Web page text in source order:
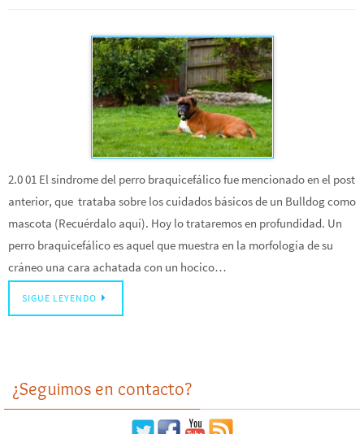
2.0 01 El síndrome del perro braquicefálico fue mencionado en el post
anterior, que trataba sobre los cuidados básicos de un Bulldog como
mascota (Recuérdalo aquí). Hoy lo trataremos en profundidad. Un
perro braquicefálico es aquel que muestra en la morfología de su
cráneo una cara achatada con un hocico…
SIGUE LEYENDO
¿Seguimos en contacto?